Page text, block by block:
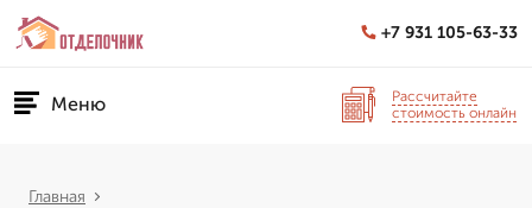
+7 931 105-63-33
Меню
Рассчитайте
стоимость онлайн
Главная